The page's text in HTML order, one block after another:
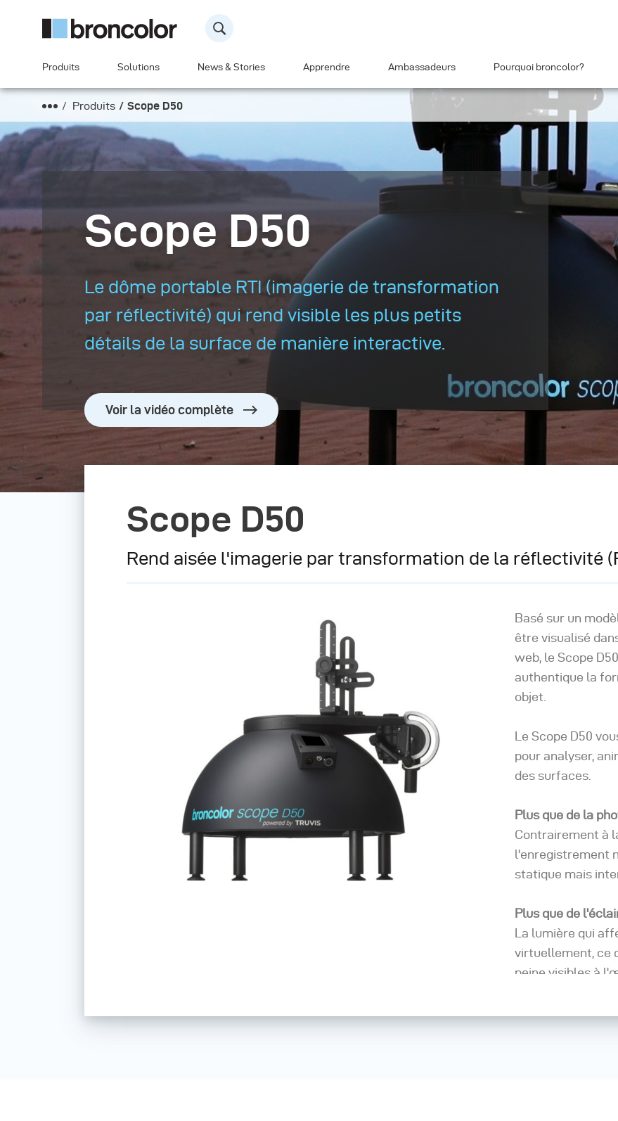
Produits Solutions News & Stories Apprendre Ambassadeurs Pourquoi broncolor?
Produits Scope D50
Scope D50
Le dôme portable RTI (imagerie de transformation
par réflectivité) qui rend visible les plus petits
détails de la surface de manière interactive.
Voir la vidéo complète
Scope D50
Rend aisée l'imagerie par transformation de la réflectivité
Basé sur un
être visualisé
web, le Scope
authentique la
objet.
Le Scope D50
pour analyser,
des surfaces.
Plus que de la
Contrairement à
l'enregistrement
statique mais
Plus que de
La lumière qui
virtuellement, ce
peine visibles à